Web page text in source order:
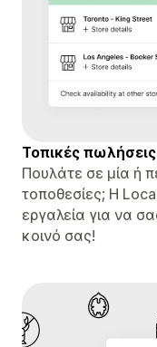
Τοπικές
Πουλάτε σε μία ή
τοποθεσίες; Η
εργαλεία για να
κοινό σας!